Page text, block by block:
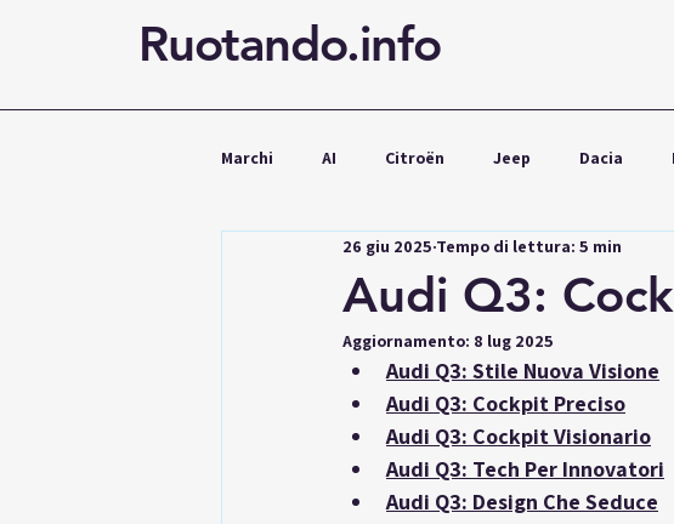
Ruotando.info
Marchi AI Citroën Jeep Dacia
Mercedes Volkswagen
Audi Q3:
26 giu 2025 Tempo di lettura: 5 min
Aggiornamento: 8 lug 2025
Audi Q3: Stile Nuova Visione
Audi Q3: Cockpit Preciso
Audi Q3: Cockpit Visionario
Audi Q3: Tech Per Innovatori
Audi Q3: Design Che Seduce